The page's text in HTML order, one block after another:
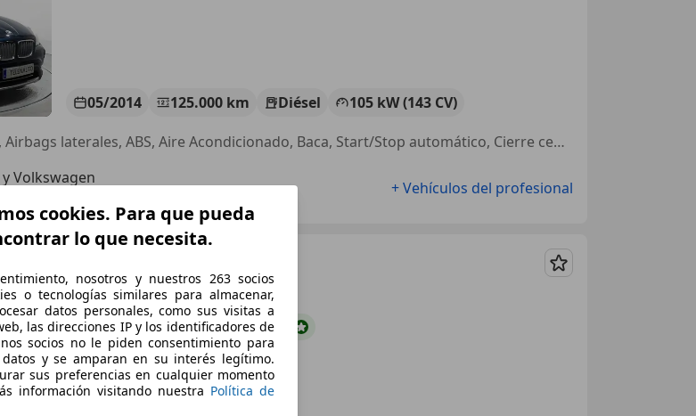
05/2014 125.000 km Diésel
105 kW (143 CV)
4WD, Llantas de aleación, Airbags laterales, ABS, Aire Acondicionado, Baca, Start/Stop automático, Cierre centralizado
y Volkswagen
+ Vehículos del profesional
Guardar
€ 10.990 Súperoferta
cookies. Para que pueda
lo que necesita.
nosotros y nuestros 263 socios
o tecnologías similares para almacenar,
datos personales, como sus visitas a
las direcciones IP y los identificadores de
socios no le piden consentimiento para
y se amparan en su interés legítimo.
sus preferencias en cualquier momento
información visitando nuestra Política de